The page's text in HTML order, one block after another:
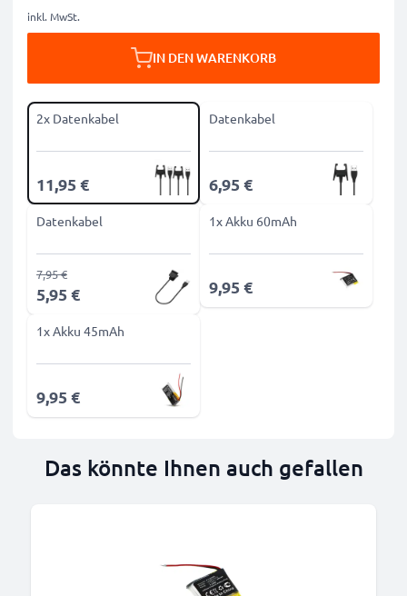
inkl. MwSt.
IN DEN WARENKORB
2x Datenkabel
11,95 €
Datenkabel
6,95 €
Datenkabel
5,95 €
7,95 €
1x Akku 60mAh
9,95 €
1x Akku 45mAh
9,95 €
Das könnte Ihnen auch gefallen